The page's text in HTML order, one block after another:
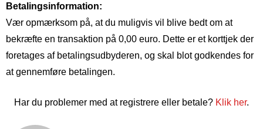
Betalingsinformation:
Vær opmærksom på, at du muligvis vil blive bedt om at
bekræfte en transaktion på 0,00 euro. Dette er et korttjek der
foretages af betalingsudbyderen, og skal blot godkendes for
at gennemføre betalingen.
Har du problemer med at registrere eller betale? Klik her.